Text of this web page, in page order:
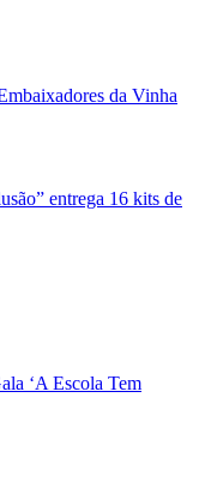
da Vinha
entrega 16 kits de
‘A Escola Tem